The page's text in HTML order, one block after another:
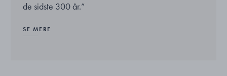
de sidste 300 år.”
SE MERE